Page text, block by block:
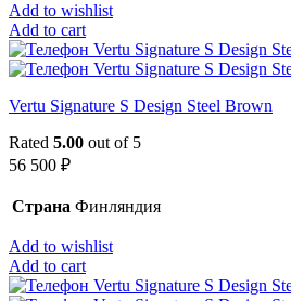
Add to wishlist
Add to cart
Vertu Signature S Design Steel Brown
Rated 5.00 out of 5
56 500 ₽
Страна Финляндия
Add to wishlist
Add to cart